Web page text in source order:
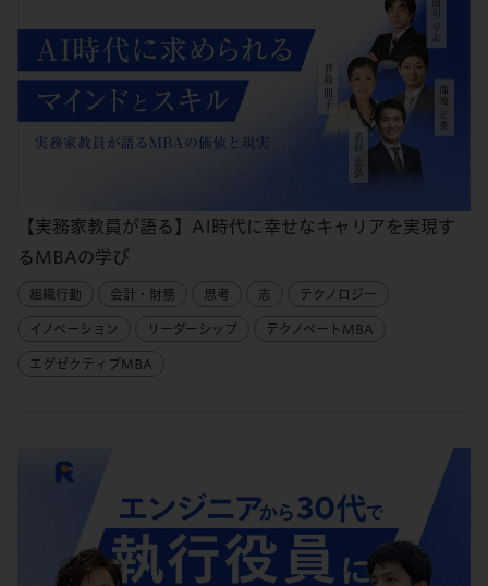
【実務家教員が語る】AI時代に幸せなキャリアを実現す
るMBAの学び
組織行動 会計・財務 思考 志 テクノロジー
イノベーション リーダーシップ テクノベートMBA
エグゼクティブMBA